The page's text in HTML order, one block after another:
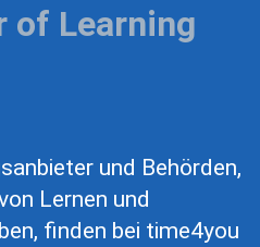
of Learning
und Behörden,
Lernen und
finden bei time4you